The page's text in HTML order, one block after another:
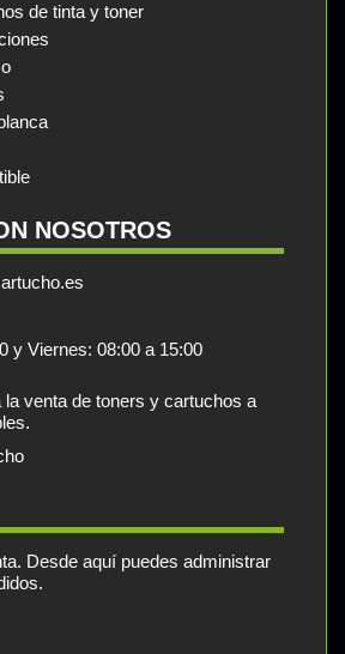
de tinta y toner
NOSOTROS
y Viernes: 08:00 a 15:00
venta de toners y cartuchos a
Desde aquí puedes administrar